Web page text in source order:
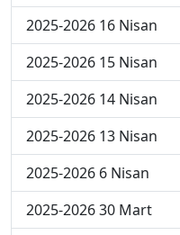
2025-2026 16 Nisan
2025-2026 15 Nisan
2025-2026 14 Nisan
2025-2026 13 Nisan
2025-2026 6 Nisan
2025-2026 30 Mart